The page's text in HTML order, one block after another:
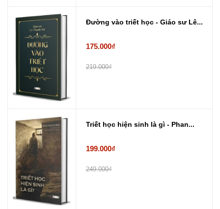
Đường vào triết học - Giáo sư Lê...
175.000₫
219.000₫
Triết học hiện sinh là gì - Phan...
199.000₫
249.000₫